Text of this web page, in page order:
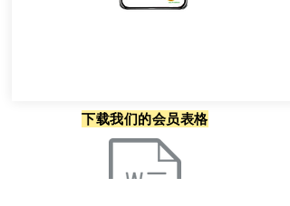
下载我们的会员表格